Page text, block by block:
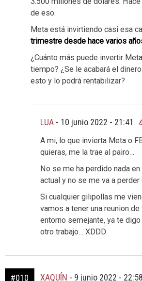
de eso.
Meta está invirtiendo casi esa
trimestre desde hace varios
¿Cuánto más puede invertir
tiempo? ¿Se le acabará el
esto y lo podrá rentabilizar?
LUA - 10 junio 2022 - 21:41
A mi, lo que invierta Meta o
quieras, me la trae al pairo…
No se me ha perdido nada en
actual y no se me va a perder
Si cualquier gilipollas me
vamos a tener una reunion
entorno semejante, ya te
otro trabajo… XDDD
#010 XAQUÍN - 9 junio 2022 - 22:58